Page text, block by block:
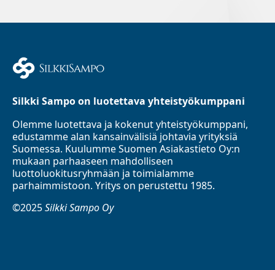
Silkki Sampo on luotettava yhteistyökumppani
Olemme luotettava ja kokenut yhteistyökumppani,
edustamme alan kansainvälisiä johtavia yrityksiä
Suomessa. Kuulumme Suomen Asiakastieto Oy:n
mukaan parhaaseen mahdolliseen
luottoluokitusryhmään ja toimialamme
parhaimmistoon. Yritys on perustettu 1985.
©2025Silkki Sampo Oy